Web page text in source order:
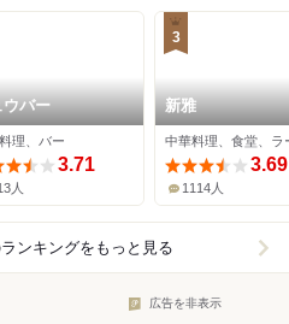
ウバー
理、バー
3.71
人
3
新雅
中華料理、食堂、ラ
3.69
1114人
ンキングをもっと見る
広告を非表示